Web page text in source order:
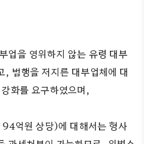
업을 영위하지 않는 유령 대부
, 범행을 저지른 대부업체에 대
화를 요구하였으며,
억원 상당)에 대해서는 형사